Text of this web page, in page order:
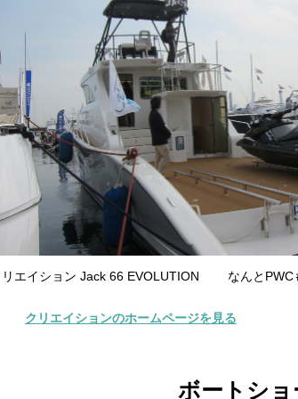
リエイション Jack 66 EVOLUTION なんとPWC
クリエイションのホームページを見る
ボートシ